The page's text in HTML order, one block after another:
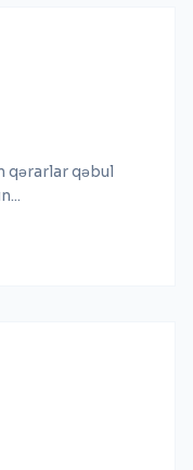
qərarlar qəbul